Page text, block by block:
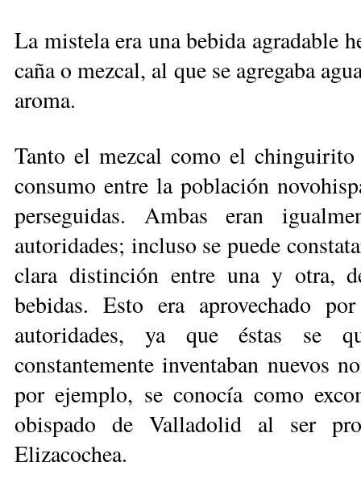
La mistela era una bebida agradable
caña o mezcal, al que se agregaba
aroma.
Tanto el mezcal como el
consumo entre la población
perseguidas. Ambas eran
autoridades; incluso se puede
clara distinción entre una y otra,
bebidas. Esto era aprovechado
autoridades, ya que éstas se
constantemente inventaban nuevos
por ejemplo, se conocía como
obispado de Valladolid al ser
Elizacochea.